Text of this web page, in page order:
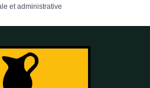
et administrative